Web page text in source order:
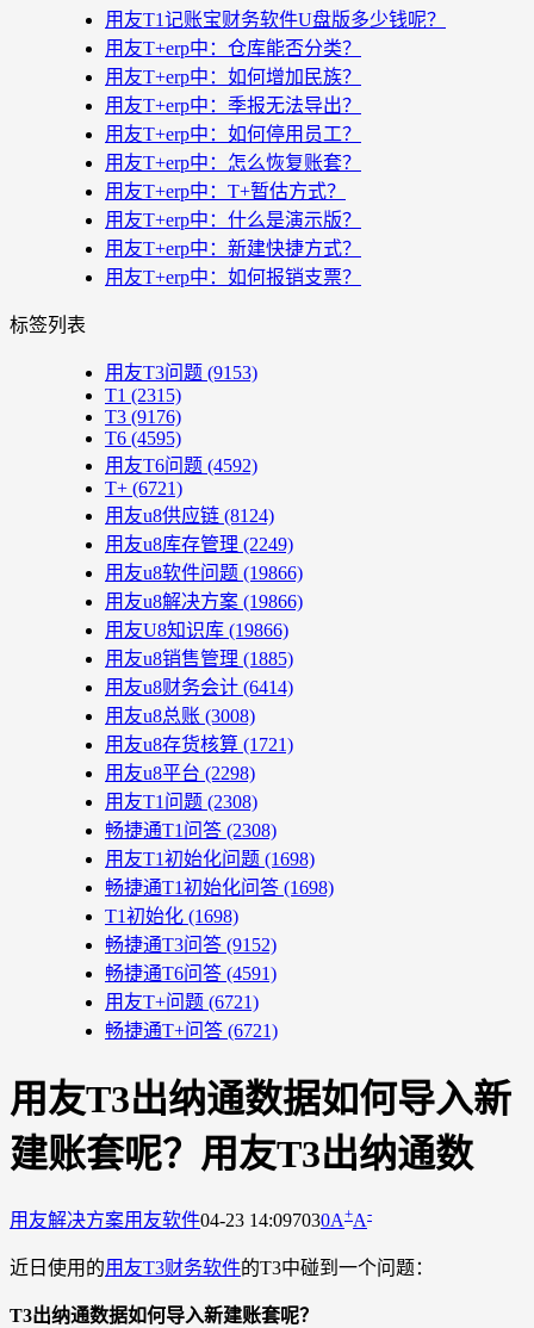
用友T1记账宝财务软件U盘版多少钱呢？
用友T+erp中：仓库能否分类？
用友T+erp中：如何增加民族？
用友T+erp中：季报无法导出？
用友T+erp中：如何停用员工？
用友T+erp中：怎么恢复账套？
用友T+erp中：T+暂估方式？
用友T+erp中：什么是演示版？
用友T+erp中：新建快捷方式？
用友T+erp中：如何报销支票？
标签列表
用友T3问题 (9153)
T1 (2315)
T3 (9176)
T6 (4595)
用友T6问题 (4592)
T+ (6721)
用友u8供应链 (8124)
用友u8库存管理 (2249)
用友u8软件问题 (19866)
用友u8解决方案 (19866)
用友U8知识库 (19866)
用友u8销售管理 (1885)
用友u8财务会计 (6414)
用友u8总账 (3008)
用友u8存货核算 (1721)
用友u8平台 (2298)
用友T1问题 (2308)
畅捷通T1问答 (2308)
用友T1初始化问题 (1698)
畅捷通T1初始化问答 (1698)
T1初始化 (1698)
畅捷通T3问答 (9152)
畅捷通T6问答 (4591)
用友T+问题 (6721)
畅捷通T+问答 (6721)
用友T3出纳通数据如何导入新
建账套呢？用友T3出纳通数
用友解决方案用友软件04-23 14:097030A+A-
近日使用的用友T3财务软件的T3中碰到一个问题：
T3出纳通数据如何导入新建账套呢？